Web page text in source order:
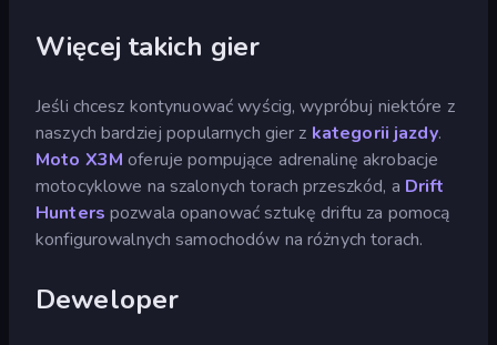
Więcej takich gier
Jeśli chcesz kontynuować wyścig, wypróbuj niektóre z
naszych bardziej popularnych gier z kategorii jazdy.
Moto X3M oferuje pompujące adrenalinę akrobacje
motocyklowe na szalonych torach przeszkód, a Drift
Hunters pozwala opanować sztukę driftu za pomocą
konfigurowalnych samochodów na różnych torach.
Deweloper